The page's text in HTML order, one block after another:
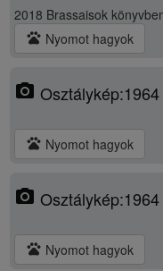
2018 Brassaisok
pets Nyomot hagyok
photo_camera
pets Nyomot hagyok
photo_camera
pets Nyomot hagyok